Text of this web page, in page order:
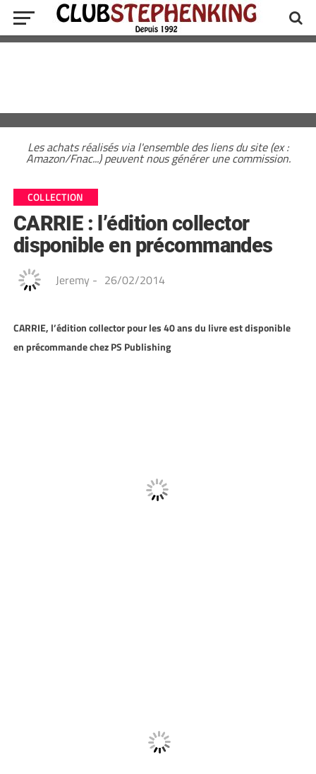
Les achats réalisés via l'ensemble des liens du site (ex :
Amazon/Fnac...) peuvent nous générer une commission.
COLLECTION
CARRIE : l’édition collector
disponible en précommandes
Jeremy - 26/02/2014
CARRIE, l’édition collector pour les 40 ans du livre est disponible
en précommande chez PS Publishing